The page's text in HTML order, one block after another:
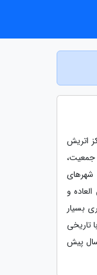
اتریش
از 1700000 نفر جمعیت،
و
بسیار
تاریخی
پیش